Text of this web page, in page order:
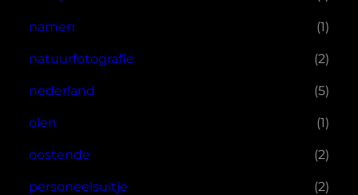
namen (1)
natuurfotografie (2)
nederland (5)
olen (1)
oostende (2)
personeelsuitje (2)